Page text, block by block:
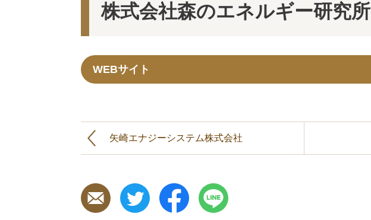
株式会社森のエネルギー研究所
WEBサイト
矢崎エナジーシステム株式会社